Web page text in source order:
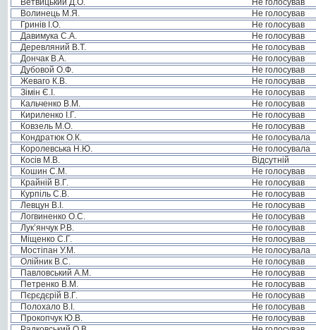
Ветвицький Д.О.
Не голосував
Волинець М.Я.
Не голосував
Гринів І.О.
Не голосував
Давимука С.А.
Не голосував
Деревляний В.Т.
Не голосував
Дончак В.А.
Не голосував
Дубовой О.Ф.
Не голосував
Жеваго К.В.
Не голосував
Зімін Є.І.
Не голосував
Кальченко В.М.
Не голосував
Кириленко І.Г.
Не голосував
Ковзель М.О.
Не голосував
Кондратюк О.К.
Не голосувала
Королевська Н.Ю.
Не голосувала
Косів М.В.
Відсутній
Кошин С.М.
Не голосував
Крайній В.Г.
Не голосував
Курпіль С.В.
Не голосував
Левцун В.І.
Не голосував
Логвиненко О.С.
Не голосував
Лук’янчук Р.В.
Не голосував
Міщенко С.Г.
Не голосував
Мостіпан У.М.
Не голосувала
Олійник В.С.
Не голосував
Павловський А.М.
Не голосував
Петренко В.М.
Не голосував
Пєрєдєрій В.Г.
Не голосував
Полохало В.І.
Не голосував
Прокопчук Ю.В.
Не голосував